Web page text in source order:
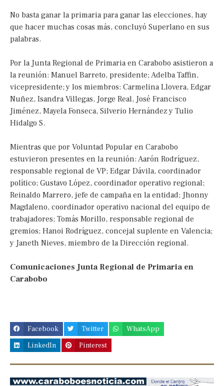
No basta ganar la primaria para ganar las elecciones, hay
que hacer muchas cosas más, concluyó Superlano en sus
palabras.
Por la Junta Regional de Primaria en Carabobo asistieron a
la reunión: Manuel Barreto, presidente; Adelba Taffin,
vicepresidente; y los miembros: Carmelina Llovera, Edgar
Nuñez, Isandra Villegas, Jorge Real, José Francisco
Jiménez, Mayela Fonseca, Silverio Hernández y Tulio
Hidalgo S.
Mientras que por Voluntad Popular en Carabobo
estuvieron presentes en la reunión: Aarón Rodríguez,
responsable regional de VP; Edgar Dávila, coordinador
político; Gustavo López, coordinador operativo regional;
Reinaldo Marrero, jefe de campaña en la entidad; Jhonny
Magdaleno, coordinador operativo nacional del equipo de
trabajadores; Tomás Morillo, responsable regional de
gremios; Hanoi Rodríguez, concejal suplente en Valencia;
y Janeth Nieves, miembro de la Dirección regional.
Comunicaciones Junta Regional de Primaria en
Carabobo
Facebook Twitter
WhatsApp
LinkedIn
Pinterest